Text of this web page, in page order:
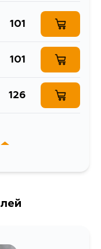
101
101
126
101